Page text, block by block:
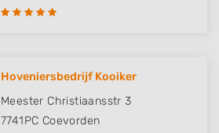
Hoveniersbedrijf Kooiker
Meester Christiaansstr 3
7741PC Coevorden